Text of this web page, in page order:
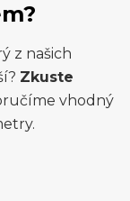
z našich
Zkuste
vhodný